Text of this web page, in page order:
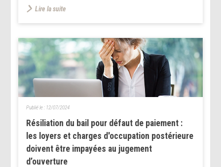
Lire la suite
Résiliation du bail pour défaut de paiement :
les loyers et charges d'occupation postérieure
doivent être impayées au jugement
d’ouverture
Publié le : 12/07/2024